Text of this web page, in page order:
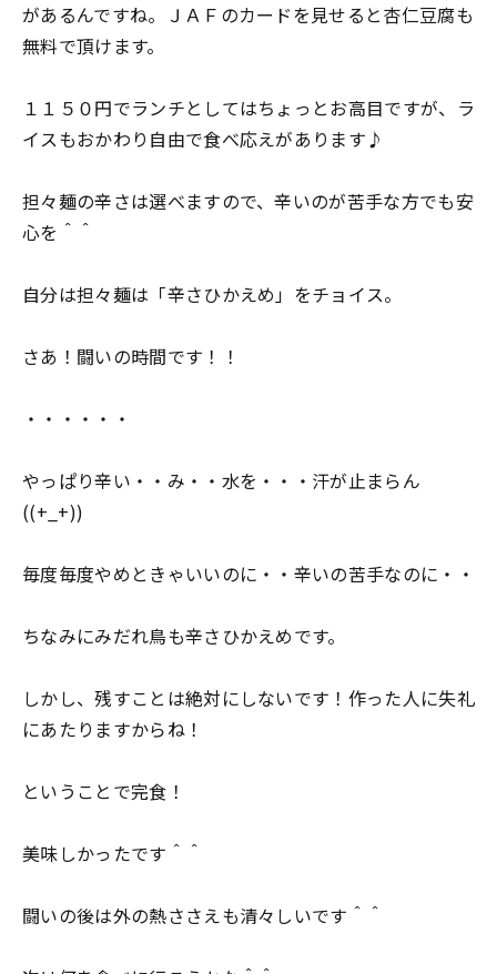
があるんですね。ＪＡＦのカードを見せると杏仁豆腐も
無料で頂けます。
１１５０円でランチとしてはちょっとお高目ですが、ラ
イスもおかわり自由で食べ応えがあります♪
担々麺の辛さは選べますので、辛いのが苦手な方でも安
心を＾＾
自分は担々麺は「辛さひかえめ」をチョイス。
さあ！闘いの時間です！！
・・・・・・
やっぱり辛い・・み・・水を・・・汗が止まらん
((+_+))
毎度毎度やめときゃいいのに・・辛いの苦手なのに・・
ちなみにみだれ鳥も辛さひかえめです。
しかし、残すことは絶対にしないです！作った人に失礼
にあたりますからね！
ということで完食！
美味しかったです＾＾
闘いの後は外の熱ささえも清々しいです＾＾